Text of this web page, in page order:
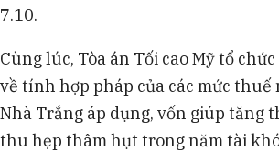
7.10.
Cùng lúc, Tòa án Tối cao Mỹ tổ
về tính hợp pháp của các mức thuế
Nhà Trắng áp dụng, vốn giúp tăng
thu hẹp thâm hụt trong năm tài